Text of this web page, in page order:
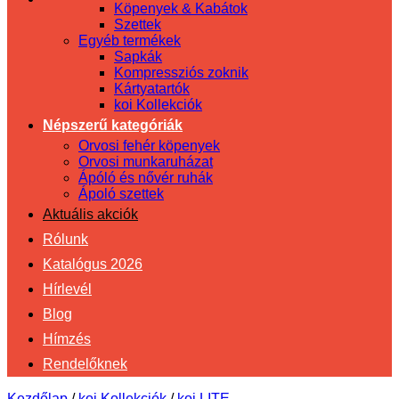
Köpenyek & Kabátok
Szettek
Egyéb termékek
Sapkák
Kompressziós zoknik
Kártyatartók
koi Kollekciók
Népszerű kategóriák
Orvosi fehér köpenyek
Orvosi munkaruházat
Ápóló és nővér ruhák
Ápoló szettek
Aktuális akciók
Rólunk
Katalógus 2026
Hírlevél
Blog
Hímzés
Rendelőknek